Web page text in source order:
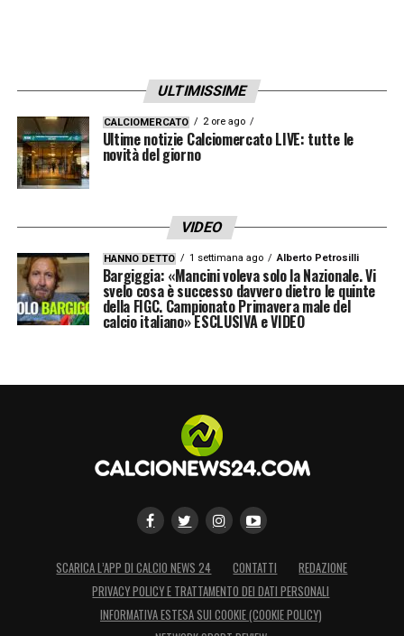
ULTIMISSIME
CALCIOMERCATO 2 ore ago
Ultime notizie Calciomercato LIVE: tutte le
novità del giorno
VIDEO
HANNO DETTO 1 settimana ago Alberto Petrosilli
Bargiggia: «Mancini voleva solo la Nazionale. Vi
svelo cosa è successo davvero dietro le quinte
della FIGC. Campionato Primavera male del
calcio italiano» ESCLUSIVA e VIDEO
SCARICA L’APP DI CALCIO NEWS 24 CONTATTI
REDAZIONE
PRIVACY POLICY E TRATTAMENTO DEI DATI PERSONALI
INFORMATIVA ESTESA SUI COOKIE (COOKIE POLICY)